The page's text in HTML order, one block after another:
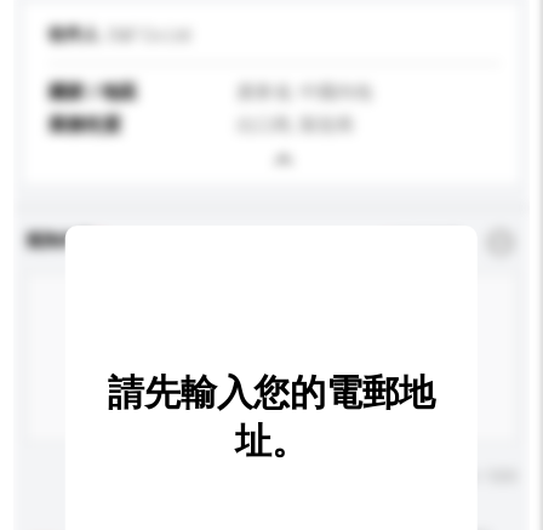
收件人
國家 / 地區
業務性質
查詢內容
請先輸入您的電郵地
址。